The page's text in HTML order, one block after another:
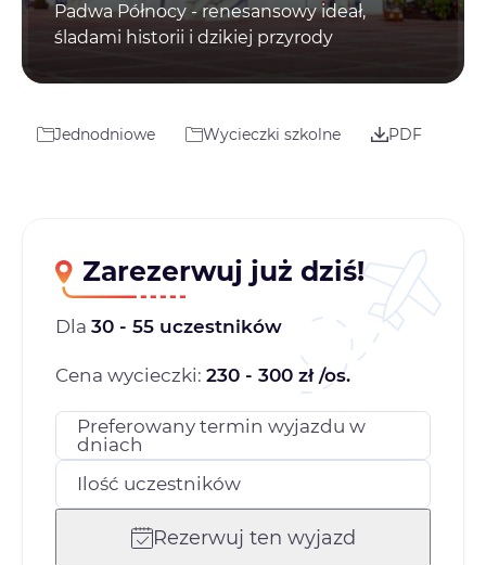
Padwa Północy - renesansowy ideał,
śladami historii i dzikiej przyrody
Jednodniowe Wycieczki szkolne PDF
Zarezerwuj już dziś!
Dla 30 - 55 uczestników
Cena wycieczki: 230 - 300 zł /os.
Preferowany termin wyjazdu w
dniach
Ilość uczestników
Rezerwuj ten wyjazd